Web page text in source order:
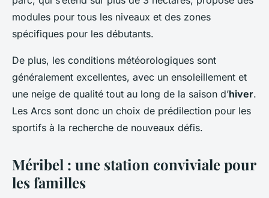
modules pour tous les niveaux et des zones
spécifiques pour les débutants.
De plus, les conditions météorologiques sont
généralement excellentes, avec un ensoleillement et
une neige de qualité tout au long de la saison d’hiver.
Les Arcs sont donc un choix de prédilection pour les
sportifs à la recherche de nouveaux défis.
Méribel : une station conviviale pour
les familles